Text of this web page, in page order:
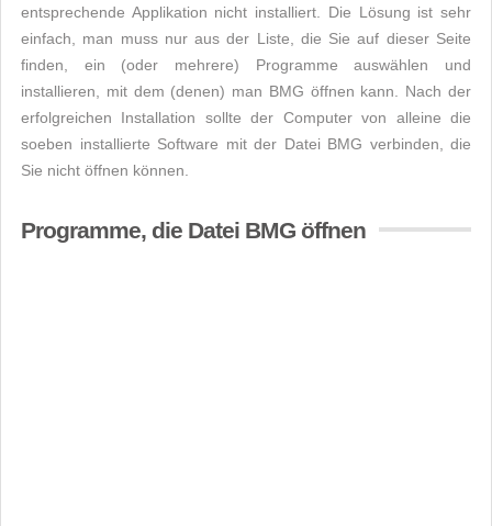
entsprechende Applikation nicht installiert. Die Lösung ist sehr
einfach, man muss nur aus der Liste, die Sie auf dieser Seite
finden, ein (oder mehrere) Programme auswählen und
installieren, mit dem (denen) man BMG öffnen kann. Nach der
erfolgreichen Installation sollte der Computer von alleine die
soeben installierte Software mit der Datei BMG verbinden, die
Sie nicht öffnen können.
Programme, die Datei BMG öffnen